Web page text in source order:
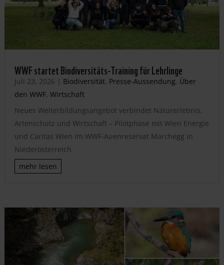
WWF startet Biodiversitäts-Training für Lehrlinge
Juli 23, 2026 | Biodiversität, Presse-Aussendung, Über
den WWF, Wirtschaft
Neues Weiterbildungsangebot verbindet Naturerlebnis,
Artenschutz und Wirtschaft – Pilotphase mit Wien Energie
und Caritas Wien im WWF-Auenreservat Marchegg in
Niederösterreich
mehr lesen